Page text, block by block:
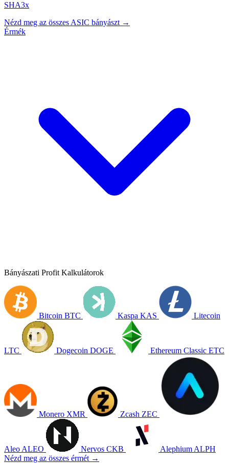
SHA3x
Nézd meg az összes ASIC bányászt →
Érmék
Bányászati Profit Kalkulátorok
Bitcoin BTC Kaspa KAS Litecoin
LTC Dogecoin DOGE Ethereum Classic ETC
Monero XMR Zcash ZEC
Aleo ALEO Nervos CKB Alephium ALPH
Nézd meg az összes érmét →